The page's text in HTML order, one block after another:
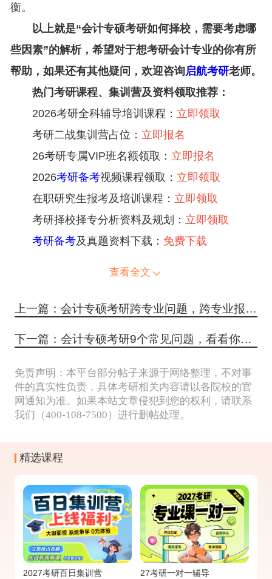
衡。
以上就是“会计专硕考研如何择校，需要考虑哪
些因素”的解析，希望对于想考研会计专业的你有所
帮助，如果还有其他疑问，欢迎咨询启航考研老师。
热门考研课程、集训营及资料领取推荐：
2026考研全科辅导培训课程： 立即领取
考研二战集训营占位： 立即报名
26考研专属VIP班名额领取： 立即报名
2026考研备考视频课程领取： 立即领取
在职研究生报考及培训课程： 立即领取
考研择校择专分析资料及规划： 立即领取
考研备考及真题资料下载： 免费下载
查看全文
上一篇：会计专硕考研跨专业问题，跨专业报考会计专硕条件有哪些呢
下一篇：会计专硕考研9个常见问题，看看你知道几个
免责声明：本平台部分帖子来源于网络整理，不对事
件的真实性负责，具体考研相关内容请以各院校的官
网通知为准。如果本站文章侵犯到您的权利，请联系
我们（400-108-7500）进行删帖处理。
精选课程
2027考研百日集训营 27考研一对一辅导